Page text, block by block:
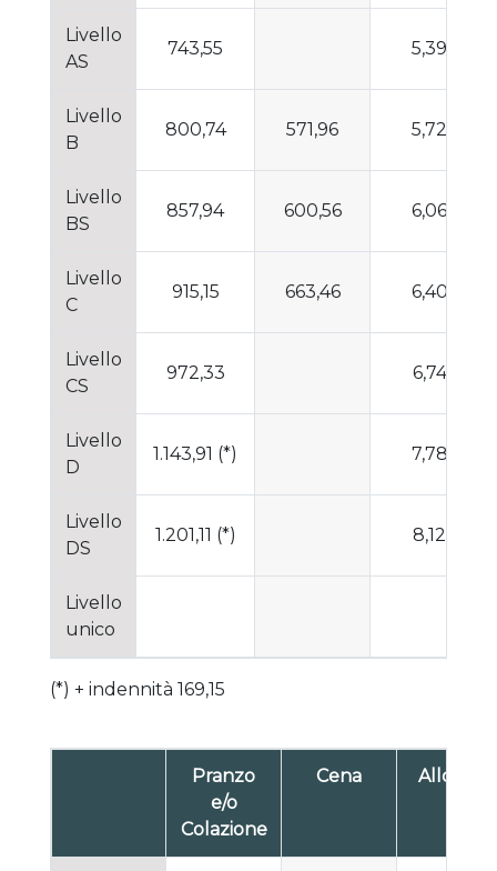
Livello
AS
743,55 5,39
Livello
B
800,74 571,96 5,72
Livello
BS
857,94 600,56 6,06
Livello
C
915,15 663,46 6,40
Livello
CS
972,33 6,74
Livello
D
1.143,91 (*) 7,78
Livello
DS
1.201,11 (*) 8,12
Livello
unico
(*) + indennità 169,15
Pranzo
e/o
Colazione
Cena Alloggio